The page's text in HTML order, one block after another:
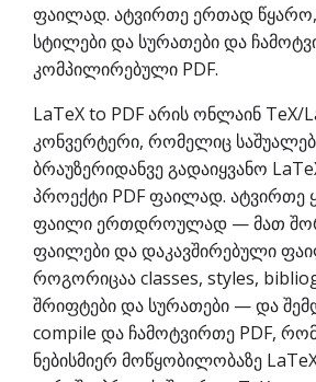
ფაილად. ატვირთე ერთად
სტილები და სურათები და
კომპილირებული PDF.
LaTeX to PDF არის ონლაინ TeX/
კონვერტერი, რომელიც
ბრაუზერიდანვე გადაიყვანო
პროექტი PDF ფაილად. ატვირთე
ფაილი ერთდროულად — მათ
ფაილები და დაკავშირებული
როგორიცაა classes, styles,
შრიფტები და სურათები — და
compile და ჩამოტვირთე PDF,
ნებისმიერ მოწყობილობაზე